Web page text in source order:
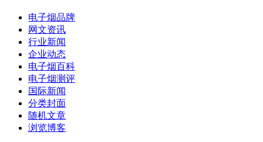
电子烟品牌
网文资讯
行业新闻
企业动态
电子烟百科
电子烟测评
国际新闻
分类封面
随机文章
浏览博客